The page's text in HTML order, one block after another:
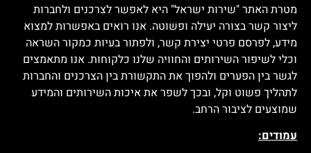
מטרת האתר "שירות ישראל" היא לאפשר לצרכנים ולחברות
ליצור קשר בצורה יעילה ופשוטה. אנו רואים באפשרות למצוא
מידע, לפרסם פרטי יצירת קשר, ולפתור בעיות כמקור השראה
וכלי לשיפור השירותים והחוויה שלנו כלקוחות. אנו מתאמצים
לגשר בין הפערים ולהפוך את התקשורת בין הצרכנים והחברות
לתהליך פשוט וקל, ובכך לשפר את איכות השירותים והמידע
שמוצעים לציבור הרחב.
עמודים: